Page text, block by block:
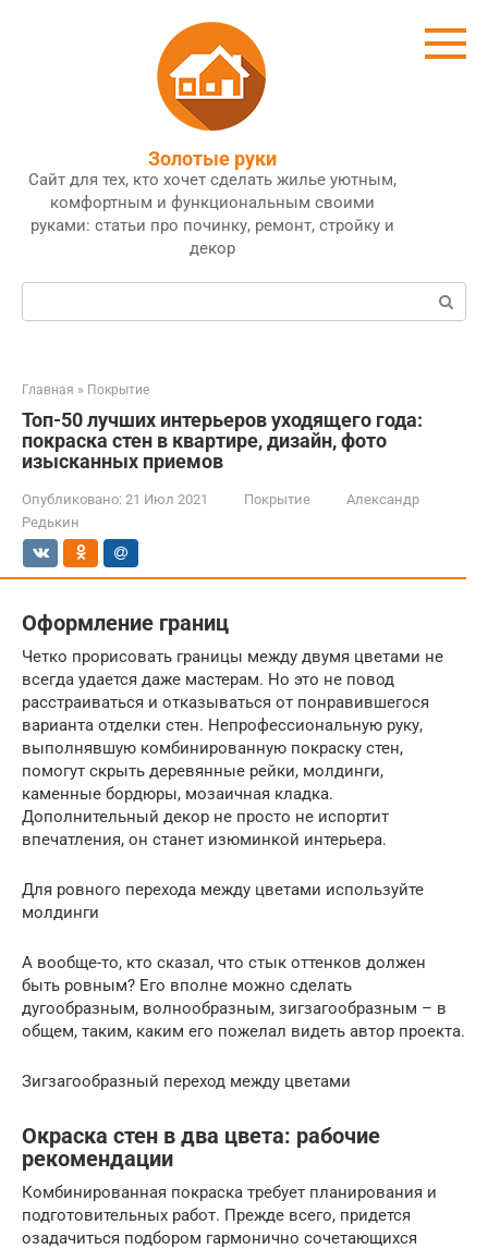
Золотые руки
Сайт для тех, кто хочет сделать жилье уютным,
комфортным и функциональным своими
руками: статьи про починку, ремонт, стройку и
декор
Поиск:
Главная » Покрытие
Топ-50 лучших интерьеров уходящего года:
покраска стен в квартире, дизайн, фото
изысканных приемов
Опубликовано: 21 Июл 2021 Покрытие
Александр
Редькин
Оформление границ
Четко прорисовать границы между двумя цветами не
всегда удается даже мастерам. Но это не повод
расстраиваться и отказываться от понравившегося
варианта отделки стен. Непрофессиональную руку,
выполнявшую комбинированную покраску стен,
помогут скрыть деревянные рейки, молдинги,
каменные бордюры, мозаичная кладка.
Дополнительный декор не просто не испортит
впечатления, он станет изюминкой интерьера.
Для ровного перехода между цветами используйте
молдинги
А вообще-то, кто сказал, что стык оттенков должен
быть ровным? Его вполне можно сделать
дугообразным, волнообразным, зигзагообразным – в
общем, таким, каким его пожелал видеть автор проекта.
Зигзагообразный переход между цветами
Окраска стен в два цвета: рабочие
рекомендации
Комбинированная покраска требует планирования и
подготовительных работ. Прежде всего, придется
озадачиться подбором гармонично сочетающихся